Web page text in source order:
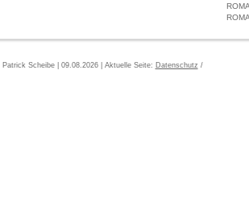
Patrick Scheibe | 09.08.2026 | Aktuelle Seite: Datenschutz /